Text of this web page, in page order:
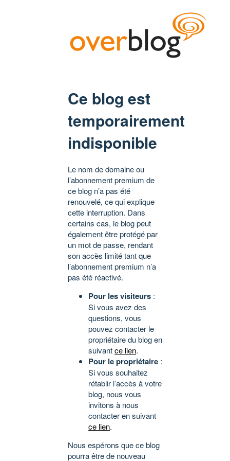
Ce blog est
temporairement
indisponible
Le nom de domaine ou
l’abonnement premium de
ce blog n’a pas été
renouvelé, ce qui explique
cette interruption. Dans
certains cas, le blog peut
également être protégé par
un mot de passe, rendant
son accès limité tant que
l’abonnement premium n’a
pas été réactivé.
Pour les visiteurs :
Si vous avez des
questions, vous
pouvez contacter le
propriétaire du blog en
suivantce lien.
Pour le propriétaire :
Si vous souhaitez
rétablir l’accès à votre
blog, nous vous
invitons à nous
contacter en suivant
ce lien.
Nous espérons que ce blog
pourra être de nouveau